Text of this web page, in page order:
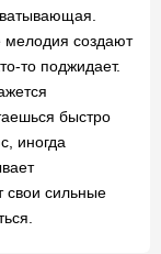
мелодия создают
то поджидает.
быстро
иногда
свои сильные